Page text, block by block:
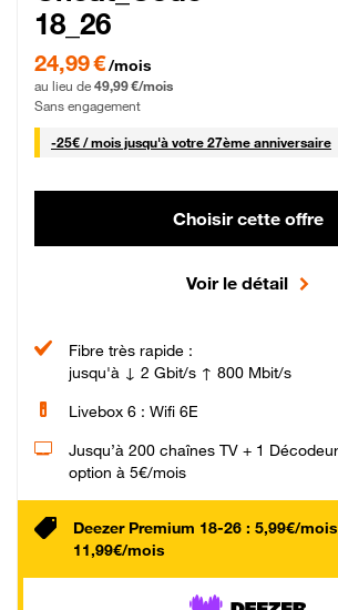
18_26
24,99 € par mois pendant 0 mois puis 49,99 € par
24,99 €/mois
au lieu de 49,99 €/mois
Sans engagement
-25€ / mois25 € par mois
jusqu'à votre 27ème anniversaire
Choisir cette offre
Voir le détail
Fibre très rapide :
jusqu'à ↓ 2 Gbit/s ↑ 800 Mbit/s
Livebox 6 : Wifi 6E
Jusqu’à 200 chaînes TV + 1
option à 5€/mois
Deezer Premium 18-26 : 5,99€/
11,99€/mois